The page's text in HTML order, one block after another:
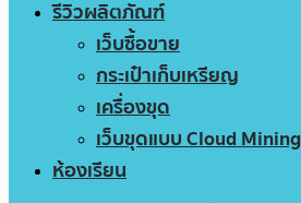
รีวิวผลิตภัณฑ์
เว็บซื้อขาย
กระเป๋าเก็บเหรียญ
เครื่องขุด
เว็บขุดแบบ Cloud Mining
ห้องเรียน